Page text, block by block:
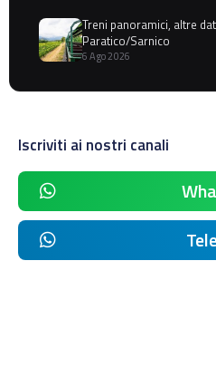
Treni panoramici, altre
Paratico/Sarnico
6 Ago 2026
Iscriviti ai nostri canali